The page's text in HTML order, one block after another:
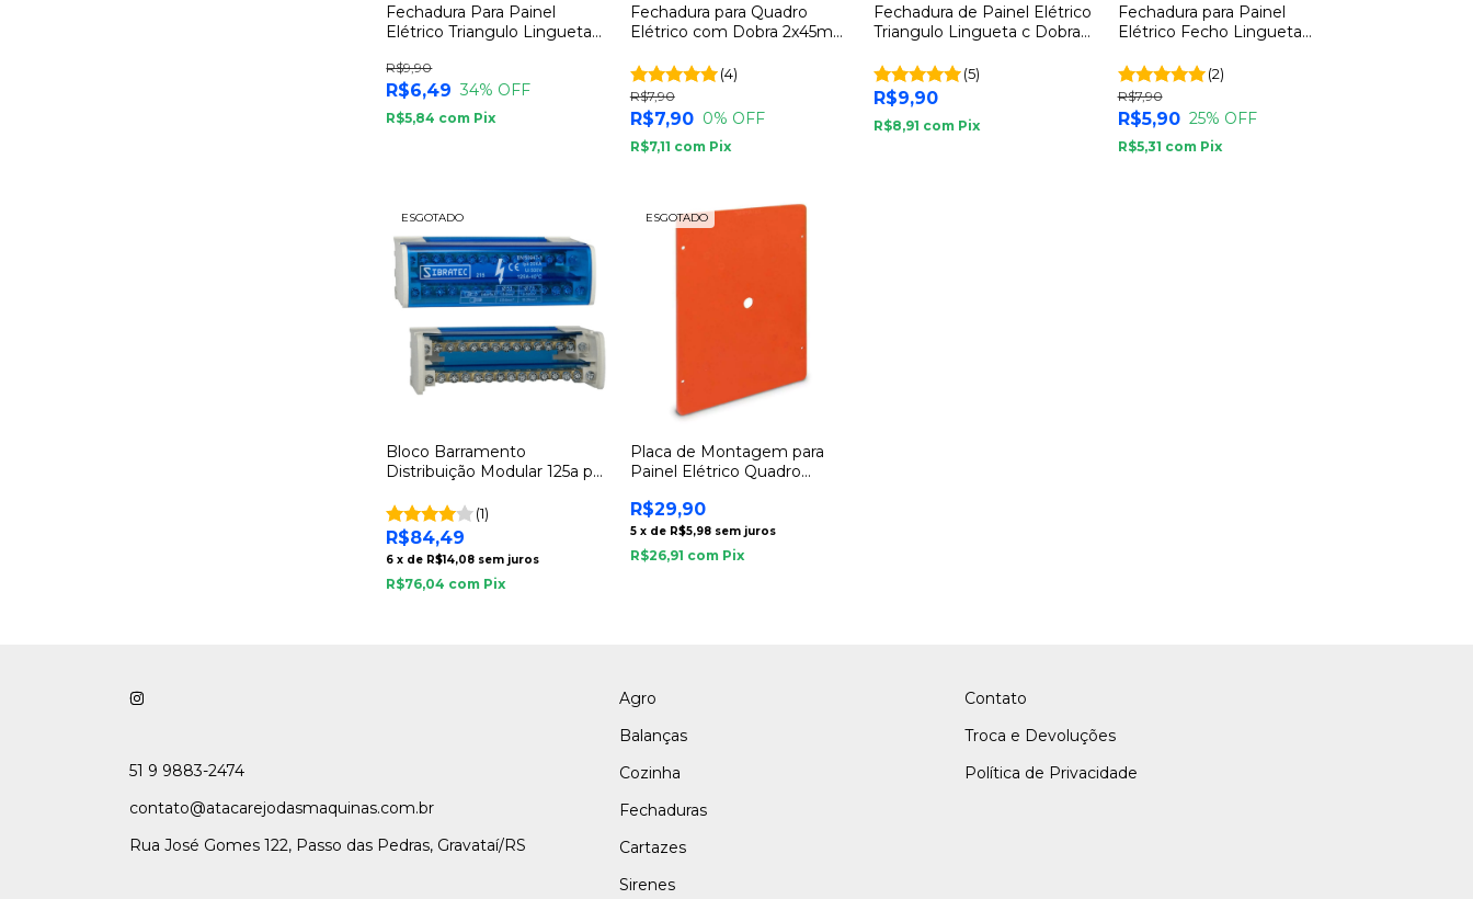
Fechadura Para Painel
Elétrico Triangulo Lingueta
R$6,49
R$9,90
34% OFF
R$5,84 com Pix
Fechadura para Quadro
Elétrico com Dobra 2x45mm
(4)
R$7,90
R$7,90
0% OFF
R$7,11 com Pix
Fechadura de Painel Elétrico
Triangulo Lingueta c Dobra
(5)
R$9,90
R$8,91 com Pix
Fechadura para Painel
Elétrico Fecho Lingueta
(2)
R$5,90
R$7,90
25% OFF
R$5,31 com Pix
ESGOTADO
Bloco Barramento
Distribuição Modular 125a p
(1)
R$84,49
6 x de R$14,08 sem juros
R$76,04 com Pix
ESGOTADO
Placa de Montagem para
Painel Elétrico Quadro
R$29,90
5 x de R$5,98 sem juros
R$26,91 com Pix
51 9 9883-2474
contato@atacarejodasmaquinas.com.br
Rua José Gomes 122, Passo das Pedras, Gravataí/RS
Agro
Balanças
Cozinha
Fechaduras
Cartazes
Sirenes
Contato
Troca e Devoluções
Política de Privacidade